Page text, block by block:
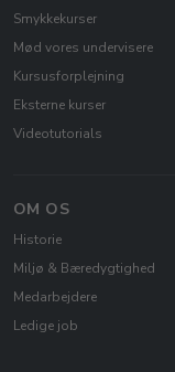
Smykkekurser
Mød vores undervisere
Kursusforplejning
Eksterne kurser
Videotutorials
OM OS
Historie
Miljø & Bæredygtighed
Medarbejdere
Ledige job